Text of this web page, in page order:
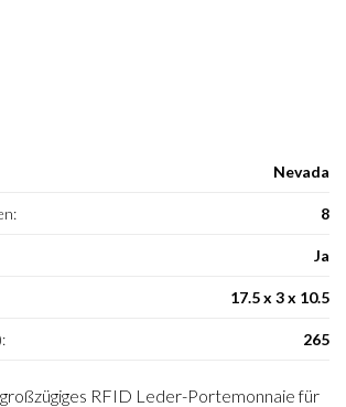
Nevada
8
Ja
17.5 x 3 x 10.5
265
RFID Leder-Portemonnaie für